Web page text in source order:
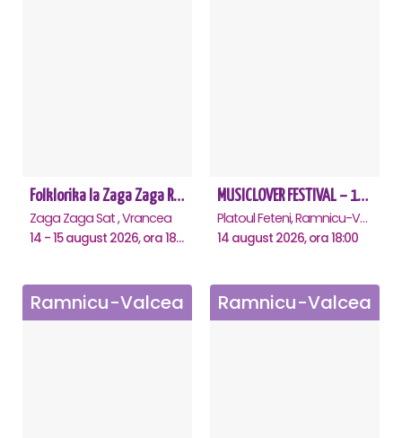
Folklorika la Zaga Zaga Resort
Zaga Zaga Sat , Vrancea
14 - 15 august 2026, ora 18:00
MUSICLOVER FESTIVAL – 14 August – Puya, Johny Romano, Shift, Badd G, DJ Matei & Bogdanov
Platoul Feteni, Ramnicu-Valcea
14 august 2026, ora 18:00
Ramnicu-Valcea Ramnicu-Valcea